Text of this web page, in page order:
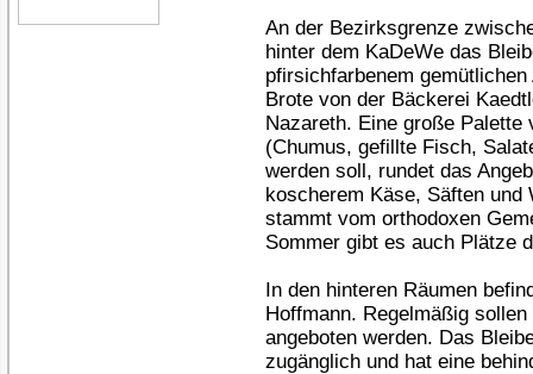
An der Bezirksgrenze
hinter dem KaDeWe das
pfirsichfarbenem
Brote von der Bäckerei
Nazareth. Eine große Palette
(Chumus, gefillte Fisch,
werden soll, rundet das
koscherem Käse, Säften
stammt vom orthodoxen
Sommer gibt es auch Plätze
In den hinteren Räumen
Hoffmann. Regelmäßig
angeboten werden. Das
zugänglich und hat eine